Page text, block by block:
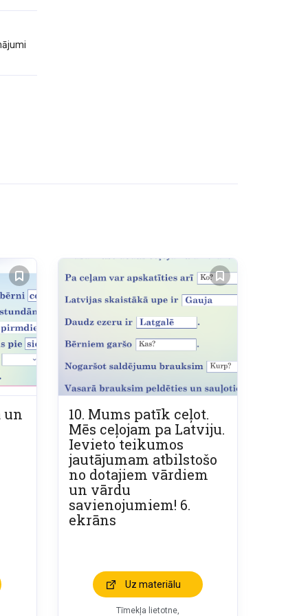
un
10. Mums patīk ceļot.
Mēs ceļojam pa Latviju.
Ievieto teikumos
jautājumam atbilstošo
no dotajiem vārdiem
un vārdu
savienojumiem! 6.
ekrāns
Uz materiālu
Tīmekļa lietotne,